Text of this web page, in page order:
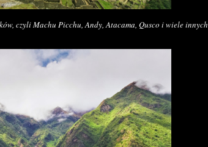
czyli Machu Picchu, Andy, Atacama, Qusco i wiele innych